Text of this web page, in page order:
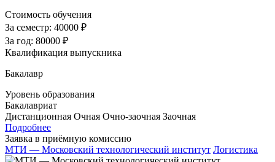
Стоимость обучения
За семестр: 40000 ₽
За год: 80000 ₽
Квалификация выпускника
Бакалавр
Уровень образования
Бакалавриат
Дистанционная Очная Очно-заочная Заочная
Подробнее
Заявка в приёмную комиссию
МТИ — Московский технологический институт Логистика